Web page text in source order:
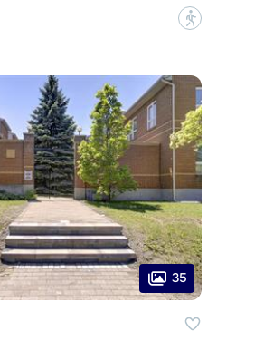
?
35